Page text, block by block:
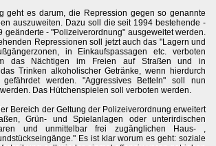
geht es darum, die Repression gegen so genannte
auszuweiten. Dazu soll die seit 1994 bestehende -
geänderte - "Polizeiverordnung" ausgeweitet werden.
Repressionen soll jetzt auch das "Lagern und
in Einkaufspassagen etc. verboten
das Nächtigen im Freien auf Straßen und in
Trinken alkoholischer Getränke, wenn hierdurch
werden. "Aggressives Betteln" soll nun
Das Hütchenspielen soll verboten werden.
Bereich der Geltung der Polizeiverordnung erweitert
Grün- und Spielanlagen oder unterirdischen
und unmittelbar frei zugänglichen Haus- ,
Es ist klar worum es geht: soziale